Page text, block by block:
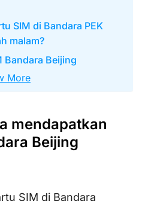
SIM di Bandara PEK
malam?
Bandara Beijing
More
mendapatkan
Beijing
SIM di Bandara